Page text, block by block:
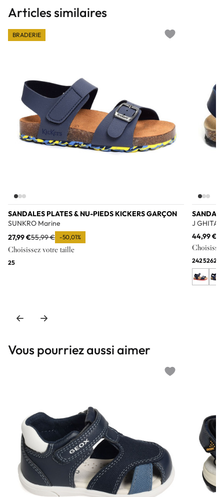
Articles similaires
SANDALES PLATES & NU-PIEDS KICKERS GARÇON
SUNKRO Marine
27,99 €55,99 € -50,01%
Choisissez votre taille
25
BRADERIE
J GHITA
44,99 €
24252627
Vous pourriez aussi aimer